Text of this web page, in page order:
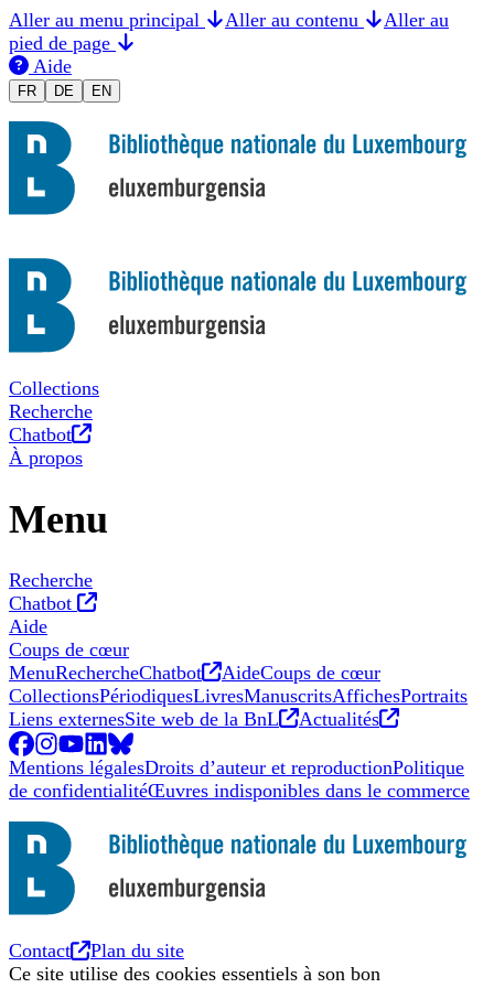
Aller au menu principal Aller au contenu
Aller au
pied de page
Aide
FRChanger la langue en Français
DE Sprache auf Deutsch ändern
ENSwitch to English
Collections
Recherche
Chatbot
Nouvel onglet
À propos
Menu
Recherche
Chatbot
Nouvel onglet
Aide
Coups de cœur
MenuRechercheChatbot Nouvel onglet
AideCoups de cœur
CollectionsPériodiquesLivresManuscritsAffichesPortraits
Liens externesSite web de la BnL Nouvel onglet
Actualités
Nouvel
Facebook
Nouvel onglet
Instagram
Nouvel onglet
YouTube
Nouvel onglet
LinkedIn
Nouvel onglet
BlueSky
Nouvel onglet
Mentions légalesDroits d’auteur et reproductionPolitique
de confidentialitéŒuvres indisponibles dans le commerce
Contact Nouvel onglet
Plan du site
Ce site utilise des cookies essentiels à son bon